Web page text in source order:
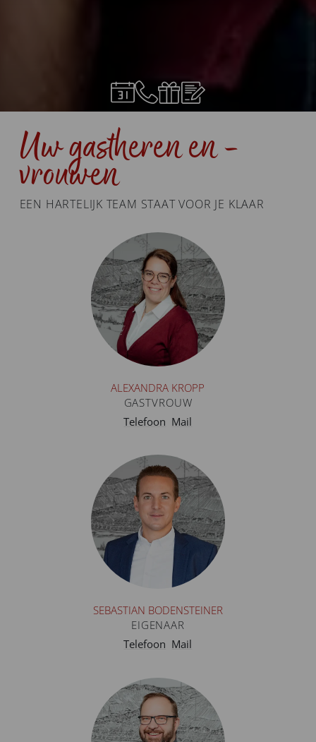
EEN HARTELIJK TEAM STAAT VOOR JE KLAAR
Uw gastheren en -
vrouwen
ALEXANDRA KROPP
GASTVROUW
Telefoon Mail
SEBASTIAN BODENSTEINER
EIGENAAR
Telefoon Mail